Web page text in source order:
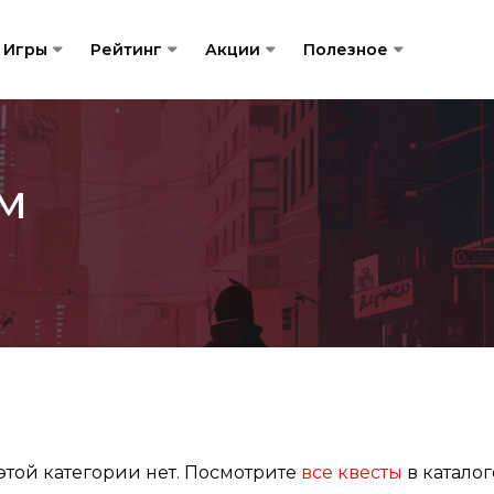
Игры Рейтинг Акции Полезное
категории нет. Посмотрите все квесты в